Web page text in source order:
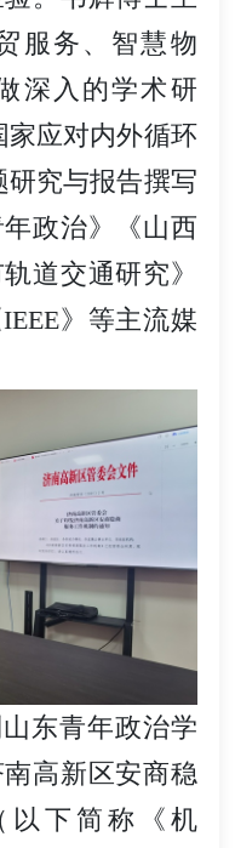
服务、智慧物
深入的学术研
家应对内外循环
研究与报告撰写
政治》《山西
道交通研究》
》等主流媒
东青年政治学
高新区安商稳
以下简称《机